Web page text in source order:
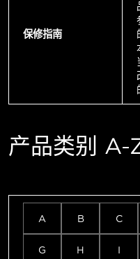
保修指南
产品类别 A-
A B C
G H I